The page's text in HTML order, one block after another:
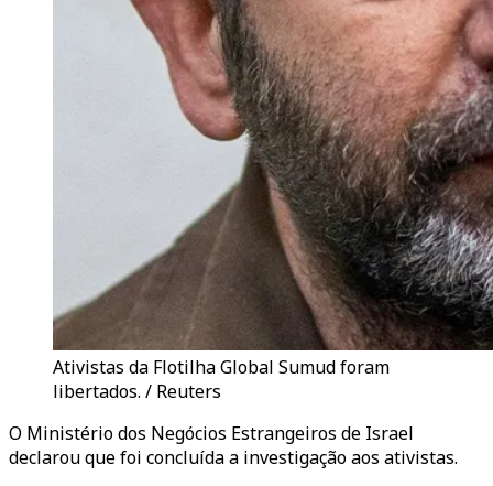
Ativistas da Flotilha Global Sumud foram
libertados. / Reuters
O Ministério dos Negócios Estrangeiros de Israel
declarou que foi concluída a investigação aos ativistas.